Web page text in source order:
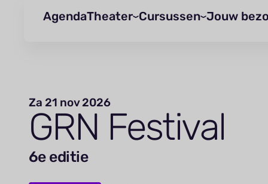
AgendaTheater Cursussen Jouw
Za 21 nov 2026
GRN Festival
6e editie